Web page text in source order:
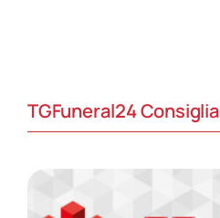
TGFuneral24 Consiglia